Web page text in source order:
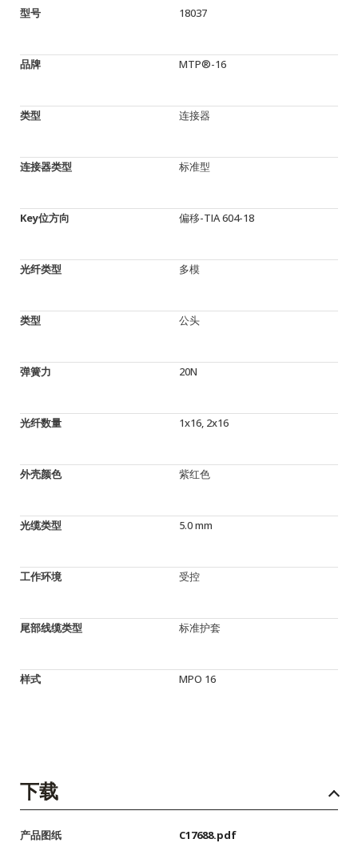
型号 18037
品牌 MTP®-16
类型 连接器
连接器类型 标准型
Key位方向 偏移-TIA 604-18
光纤类型 多模
类型 公头
弹簧力 20N
光纤数量 1x16, 2x16
外壳颜色 紫红色
光缆类型 5.0 mm
工作环境 受控
尾部线缆类型 标准护套
样式 MPO 16
下载
产品图纸 C17688.pdf